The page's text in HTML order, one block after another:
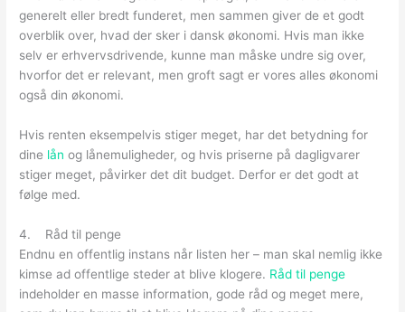
generelt eller bredt funderet, men sammen giver de et godt
overblik over, hvad der sker i dansk økonomi. Hvis man ikke
selv er erhvervsdrivende, kunne man måske undre sig over,
hvorfor det er relevant, men groft sagt er vores alles økonomi
også din økonomi.
Hvis renten eksempelvis stiger meget, har det betydning for
dine lån og lånemuligheder, og hvis priserne på dagligvarer
stiger meget, påvirker det dit budget. Derfor er det godt at
følge med.
4. Råd til penge
Endnu en offentlig instans når listen her – man skal nemlig ikke
kimse ad offentlige steder at blive klogere. Råd til penge
indeholder en masse information, gode råd og meget mere,